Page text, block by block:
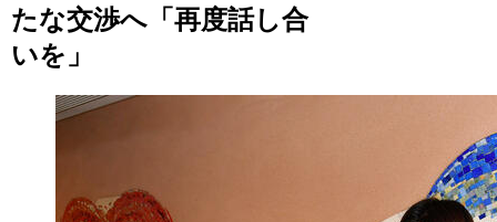
たな交渉へ「再度話し合
いを」